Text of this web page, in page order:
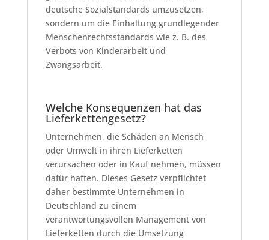
deutsche Sozialstandards umzusetzen,
sondern um die Einhaltung grundlegender
Menschenrechtsstandards wie z. B. des
Verbots von Kinderarbeit und
Zwangsarbeit.
Welche Konsequenzen hat das
Lieferkettengesetz?
Unternehmen, die Schäden an Mensch
oder Umwelt in ihren Lieferketten
verursachen oder in Kauf nehmen, müssen
dafür haften. Dieses Gesetz verpflichtet
daher bestimmte Unternehmen in
Deutschland zu einem
verantwortungsvollen Management von
Lieferketten durch die Umsetzung